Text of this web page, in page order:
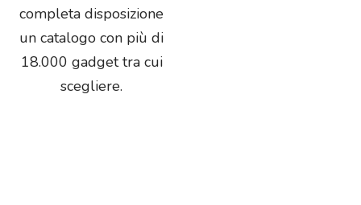
completa disposizione
un catalogo con più di
18.000 gadget tra cui
scegliere.